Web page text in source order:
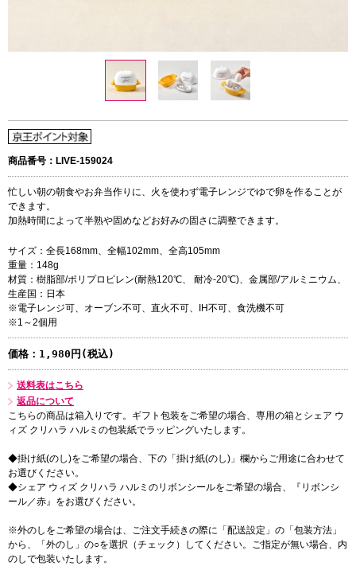
商品番号：LIVE-159024
忙しい朝の朝食やお弁当作りに、火を使わず電子レンジでゆで卵を作ることが
できます。
加熱時間によって半熟や固めなどお好みの固さに調整できます。
サイズ：全長168mm、全幅102mm、全高105mm
重量：148g
材質：樹脂部/ポリプロピレン(耐熱120℃、 耐冷-20℃)、金属部/アルミニウム、
生産国：日本
※電子レンジ可、オーブン不可、直火不可、IH不可、食洗機不可
※1～2個用
価格： 1,980円(税込)
送料表はこちら
返品について
こちらの商品は箱入りです。ギフト包装をご希望の場合、専用の箱とシェア ウ
ィズ クリハラ ハルミの包装紙でラッピングいたします。
◆掛け紙(のし)をご希望の場合、下の「掛け紙(のし)」欄からご用途に合わせて
お選びください。
◆シェア ウィズ クリハラ ハルミのリボンシールをご希望の場合、『リボンシ
ール／赤』をお選びください。
※外のしをご希望の場合は、ご注文手続きの際に「配送設定」の「包装方法」
から、「外のし」の○を選択（チェック）してください。ご指定が無い場合、内
のしで包装いたします。